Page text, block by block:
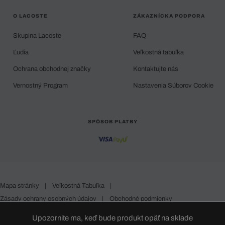
Upozornite ma, keď bude produkt opäť na sklade
O LACOSTE
Skupina Lacoste
Ľudia
Ochrana obchodnej značky
Vernostný Program
ZÁKAZNÍCKA PODPORA
FAQ
Veľkostná tabuľka
Kontaktujte nás
Nastavenia Súborov Cookie
SPÔSOB PLATBY
Mapa stránky | Veľkostná Tabuľka
|
Zásady ochrany osobných údajov
| Obchodné podmienky